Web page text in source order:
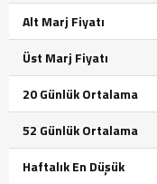
Alt Marj Fiyatı
Üst Marj Fiyatı
20 Günlük Ortalama
52 Günlük Ortalama
Haftalık En Düşük